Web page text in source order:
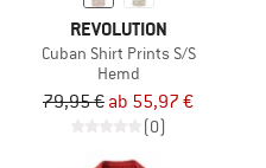
REVOLUTION
Cuban Shirt Prints S/S
Hemd
79,95 € ab 55,97 €
(0)